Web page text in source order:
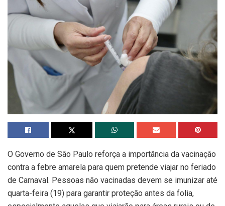
O Governo de São Paulo reforça a importância da vacinação
contra a febre amarela para quem pretende viajar no feriado
de Carnaval. Pessoas não vacinadas devem se imunizar até
quarta-feira (19) para garantir proteção antes da folia,